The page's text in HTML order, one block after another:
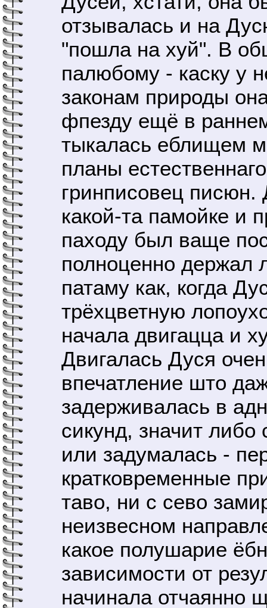
отзывалась и на
"пошла на хуй". В
палюбому - каску у
законам природы
фпезду ещё в
тыкалась еблищем
планы
гринписовец
какой-та памойке и
паходу был ваще
полноценно держал
патаму как, когда
трёхцветную
начала двигацца и
Двигалась Дуся
впечатление што
задерживалась в
сикунд, значит
или задумалась -
кратковременные
таво, ни с сево
неизвесном
какое полушарие
зависимости от
начинала отчаянно